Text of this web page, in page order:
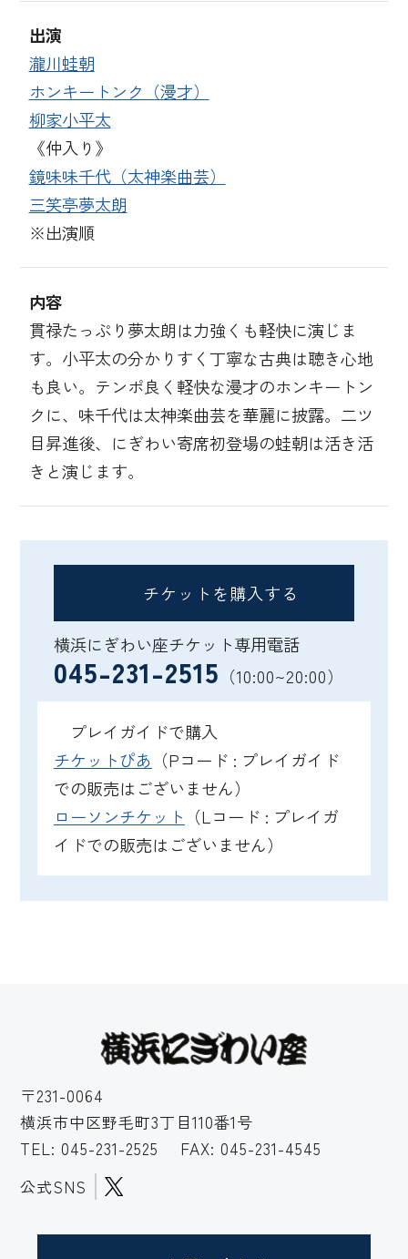
出演
瀧川蛙朝
ホンキートンク（漫才）
柳家小平太
《仲入り》
鏡味味千代（太神楽曲芸）
三笑亭夢太朗
※出演順
内容
貫禄たっぷり夢太朗は力強くも軽快に演じま
す。小平太の分かりすく丁寧な古典は聴き心地
も良い。テンポ良く軽快な漫才のホンキートン
クに、味千代は太神楽曲芸を華麗に披露。二ツ
目昇進後、にぎわい寄席初登場の蛙朝は活き活
きと演じます。
チケットを購入する
横浜にぎわい座チケット専用電話
045-231-2515 （10:00~20:00）
プレイガイドで購入
チケットぴあ （Pコード : プレイガイド
での販売はございません）
ローソンチケット （Lコード : プレイガ
イドでの販売はございません）
〒231-0064
横浜市中区野毛町3丁目110番1号
TEL: 045-231-2525
FAX: 045-231-4545
公式SNS